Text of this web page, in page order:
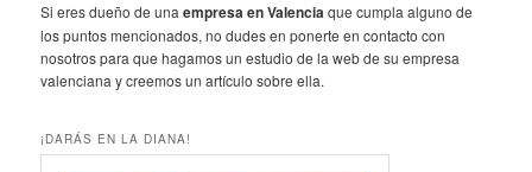
Si eres dueño de unaempresa en Valenciaque cumpla alguno de
los puntos mencionados, no dudes en ponerte en contacto con
nosotros para que hagamos un estudio de la web de su empresa
valenciana y creemos un artículo sobre ella.
¡DARÁS EN LA DIANA!